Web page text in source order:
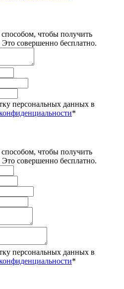
чтобы получить
совершенно бесплатно.
персональных данных в
*
чтобы получить
совершенно бесплатно.
персональных данных в
*